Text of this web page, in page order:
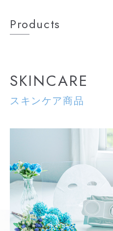
Products
SKINCARE
スキンケア商品